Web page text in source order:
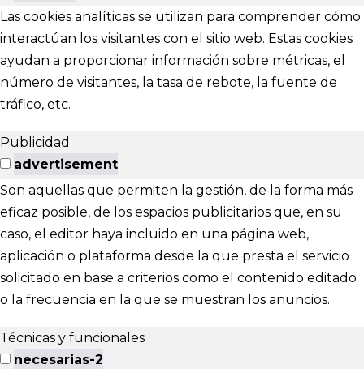
Las cookies analíticas se utilizan para comprender cómo
interactúan los visitantes con el sitio web. Estas cookies
ayudan a proporcionar información sobre métricas, el
número de visitantes, la tasa de rebote, la fuente de
tráfico, etc.
Publicidad
advertisement
Son aquellas que permiten la gestión, de la forma más
eficaz posible, de los espacios publicitarios que, en su
caso, el editor haya incluido en una página web,
aplicación o plataforma desde la que presta el servicio
solicitado en base a criterios como el contenido editado
o la frecuencia en la que se muestran los anuncios.
Técnicas y funcionales
necesarias-2